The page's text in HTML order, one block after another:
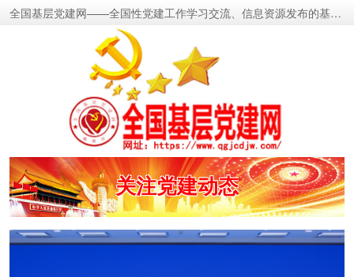
全国基层党建网——全国性党建工作学习交流、信息资源发布的基层党建新闻门户网
密切党群关系
传递党的声音
关注党建动态
展示党建成果